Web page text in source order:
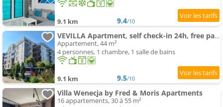
9.1 km 9.4/10
VEVILLA Apartment, self check-in 24h, free parking
Appartement, 44 m²
4 personnes, 1 chambre, 1 salle de bains
9.1 km 9.5/10
Villa Wenecja by Fred & Moris Apartments
16 appartements, 30 à 55 m²